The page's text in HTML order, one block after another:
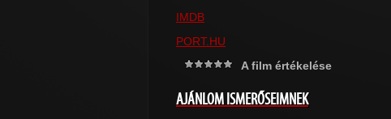
IMDB
PORT.HU
A film értékelése
AJÁNLOM ISMERŐSEIMNEK